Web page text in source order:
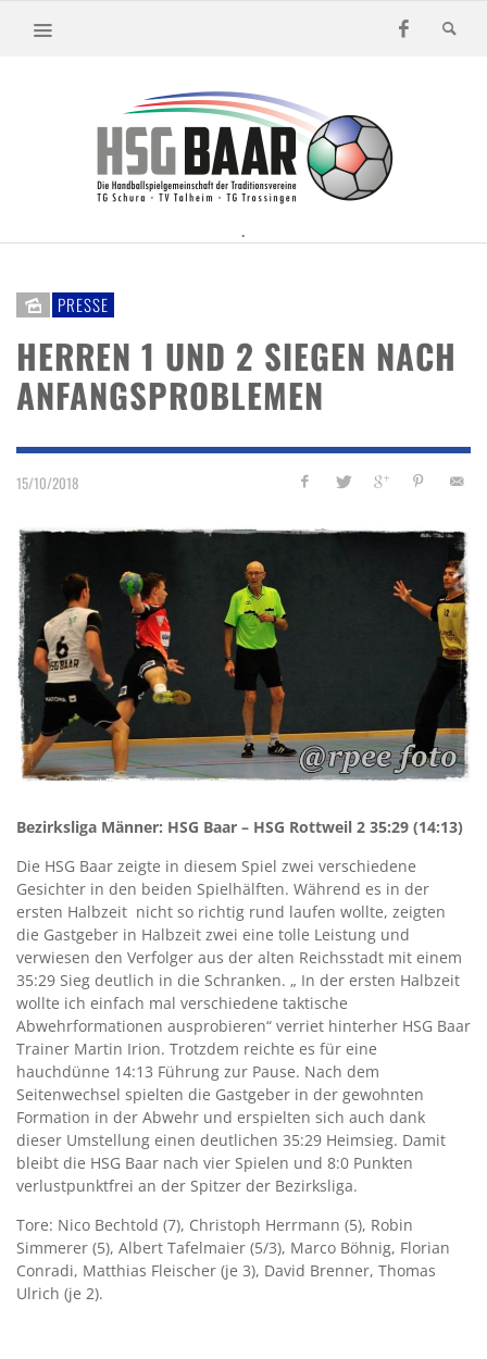
.
PRESSE
HERREN 1 UND 2 SIEGEN NACH
ANFANGSPROBLEMEN
15/10/2018
Bezirksliga Männer: HSG Baar – HSG Rottweil 2 35:29 (14:13)
Die HSG Baar zeigte in diesem Spiel zwei verschiedene
Gesichter in den beiden Spielhälften. Während es in der
ersten Halbzeit nicht so richtig rund laufen wollte, zeigten
die Gastgeber in Halbzeit zwei eine tolle Leistung und
verwiesen den Verfolger aus der alten Reichsstadt mit einem
35:29 Sieg deutlich in die Schranken. „ In der ersten Halbzeit
wollte ich einfach mal verschiedene taktische
Abwehrformationen ausprobieren“ verriet hinterher HSG Baar
Trainer Martin Irion. Trotzdem reichte es für eine
hauchdünne 14:13 Führung zur Pause. Nach dem
Seitenwechsel spielten die Gastgeber in der gewohnten
Formation in der Abwehr und erspielten sich auch dank
dieser Umstellung einen deutlichen 35:29 Heimsieg. Damit
bleibt die HSG Baar nach vier Spielen und 8:0 Punkten
verlustpunktfrei an der Spitzer der Bezirksliga.
Tore: Nico Bechtold (7), Christoph Herrmann (5), Robin
Simmerer (5), Albert Tafelmaier (5/3), Marco Böhnig, Florian
Conradi, Matthias Fleischer (je 3), David Brenner, Thomas
Ulrich (je 2).